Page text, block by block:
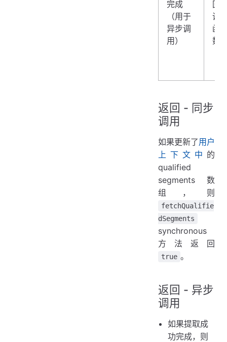
完成
（用于
异步调
用）
回
调
函
数
返回 - 同步
调用
如果更新了用户
上下文中 的
qualified
segments 数
组，则
fetchQualifie
dSegments
synchronous
方法返回
true 。
返回 - 异步
调用
如果提取成
功完成，则